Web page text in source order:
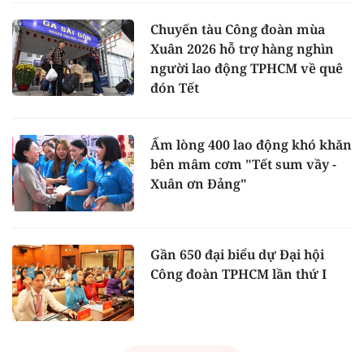
Chuyến tàu Công đoàn mùa
Xuân 2026 hỗ trợ hàng nghìn
người lao động TPHCM về quê
đón Tết
Ấm lòng 400 lao động khó khăn
bên mâm cơm "Tết sum vầy -
Xuân ơn Đảng"
Gần 650 đại biểu dự Đại hội
Công đoàn TPHCM lần thứ I